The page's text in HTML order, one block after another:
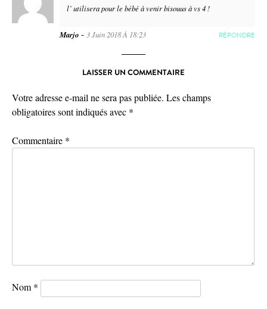
l’ utilisera pour le bébé à venir bisouus à vs 4 !
Marjo - 3 Juin 2018 À 18:23 RÉPONDRE
LAISSER UN COMMENTAIRE
Votre adresse e-mail ne sera pas publiée. Les champs
obligatoires sont indiqués avec *
Commentaire *
Nom *